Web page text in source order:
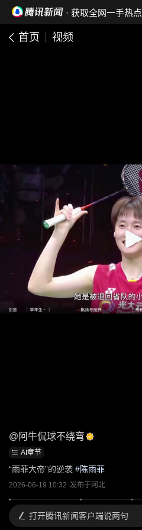
· 获取全网一手热点
首页 视频
@ 阿牛侃球不绕弯
AI章节
“雨菲大帝”的逆袭 #陈雨菲
2026-06-19 10:32 发布于河北
打开腾讯新闻客户端说两句